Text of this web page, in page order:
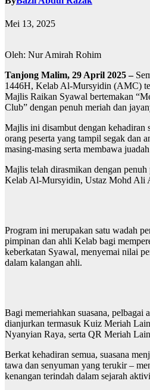
Mei 13, 2025
Oleh: Nur Amirah Rohim
Tanjong Malim, 29 April 2025 –
1446H, Kelab Al-Mursyidin (AMC)
Majlis Raikan Syawal bertemakan
Club” dengan penuh meriah dan
Majlis ini disambut dengan kehadiran
orang peserta yang tampil segak dan
masing-masing serta membawa
Majlis telah dirasmikan dengan penuh
Kelab Al-Mursyidin, Ustaz Mohd Ali
Program ini merupakan satu wadah
pimpinan dan ahli Kelab bagi
keberkatan Syawal, menyemai nilai
dalam kalangan ahli.
Bagi memeriahkan suasana, pelbagai
dianjurkan termasuk Kuiz Meriah
Nyanyian Raya, serta QR Meriah
Berkat kehadiran semua, suasana
tawa dan senyuman yang terukir –
kenangan terindah dalam sejarah